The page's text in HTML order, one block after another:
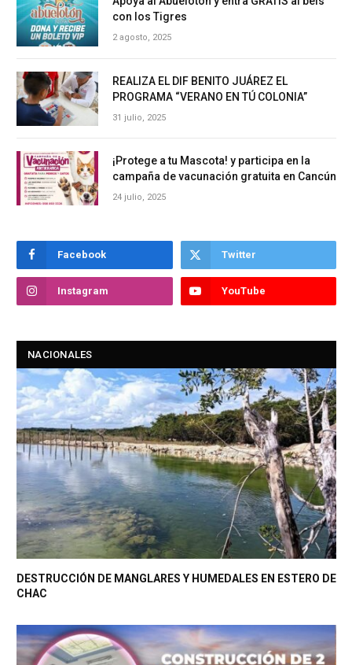
con los Tigres
2 agosto, 2025
REALIZA EL DIF BENITO JUÁREZ EL
PROGRAMA “VERANO EN TÚ COLONIA”
31 julio, 2025
¡Protege a tu Mascota! y participa en la
campaña de vacunación gratuita en Cancún
24 julio, 2025
Facebook Twitter
Instagram YouTube
NACIONALES
DESTRUCCIÓN DE MANGLARES Y HUMEDALES EN ESTERO DE
CHAC